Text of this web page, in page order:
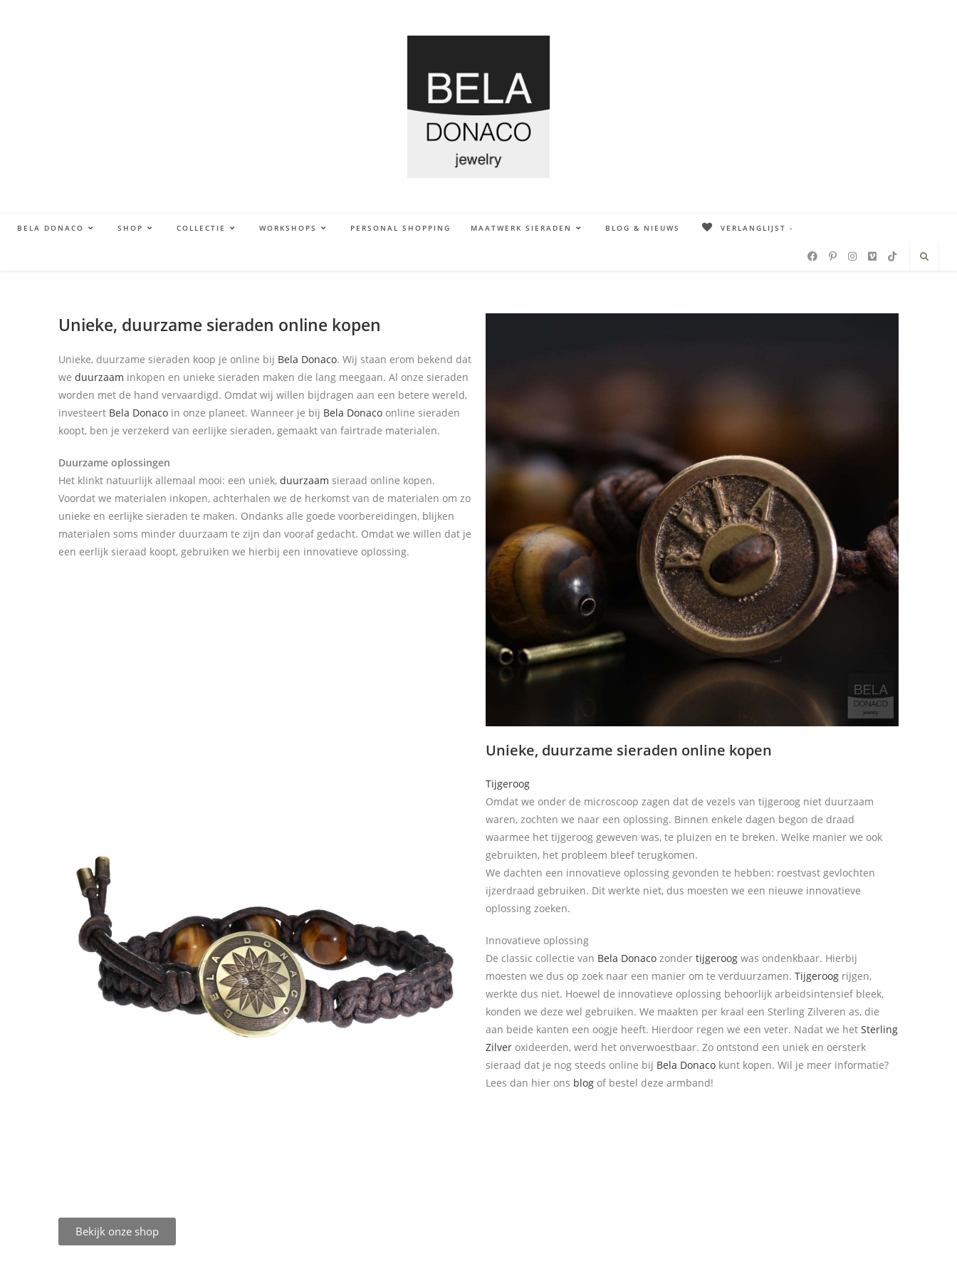
BELA DONACO SHOP COLLECTIE WORKSHOPS PERSONAL SHOPPING MAATWERK SIERADEN BLOG & NIEUWS VERLANGLIJST -
Unieke, duurzame sieraden online kopen
Unieke, duurzame sieraden koop je online bij Bela Donaco. Wij staan erom bekend dat
we duurzaam inkopen en unieke sieraden maken die lang meegaan. Al onze sieraden
worden met de hand vervaardigd. Omdat wij willen bijdragen aan een betere wereld,
investeert Bela Donaco in onze planeet. Wanneer je bij Bela Donaco online sieraden
koopt, ben je verzekerd van eerlijke sieraden, gemaakt van fairtrade materialen.
Duurzame oplossingen
Het klinkt natuurlijk allemaal mooi: een uniek, duurzaam sieraad online kopen.
Voordat we materialen inkopen, achterhalen we de herkomst van de materialen om zo
unieke en eerlijke sieraden te maken. Ondanks alle goede voorbereidingen, blijken
materialen soms minder duurzaam te zijn dan vooraf gedacht. Omdat we willen dat je
een eerlijk sieraad koopt, gebruiken we hierbij een innovatieve oplossing.
Unieke, duurzame sieraden online kopen
Tijgeroog
Omdat we onder de microscoop zagen dat de vezels van tijgeroog niet duurzaam
waren, zochten we naar een oplossing. Binnen enkele dagen begon de draad
waarmee het tijgeroog geweven was, te pluizen en te breken. Welke manier we ook
gebruikten, het probleem bleef terugkomen.
We dachten een innovatieve oplossing gevonden te hebben: roestvast gevlochten
ijzerdraad gebruiken. Dit werkte niet, dus moesten we een nieuwe innovatieve
oplossing zoeken.
Innovatieve oplossing
De classic collectie van Bela Donaco zonder tijgeroog was ondenkbaar. Hierbij
moesten we dus op zoek naar een manier om te verduurzamen. Tijgeroog rijgen,
werkte dus niet. Hoewel de innovatieve oplossing behoorlijk arbeidsintensief bleek,
konden we deze wel gebruiken. We maakten per kraal een Sterling Zilveren as, die
aan beide kanten een oogje heeft. Hierdoor regen we een veter. Nadat we het Sterling
Zilver oxideerden, werd het onverwoestbaar. Zo ontstond een uniek en oersterk
sieraad dat je nog steeds online bij Bela Donaco kunt kopen. Wil je meer informatie?
Lees dan hier ons blog of bestel deze armband!
Bekijk onze shop